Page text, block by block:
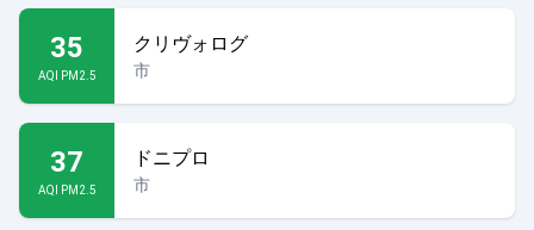
クリミアはウクライナ
35
AQI PM2.5
クリヴォログ
市
37
AQI PM2.5
ドニプロ
市